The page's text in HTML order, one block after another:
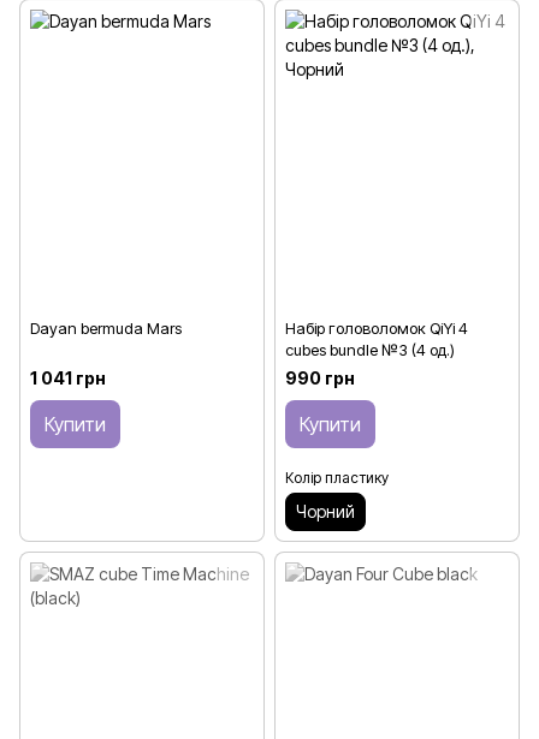
Dayan bermuda Mars
1 041 грн
Купити
Набір головоломок QiYi 4
cubes bundle №3 (4 од.)
990 грн
Купити
Колір пластику
Чорний